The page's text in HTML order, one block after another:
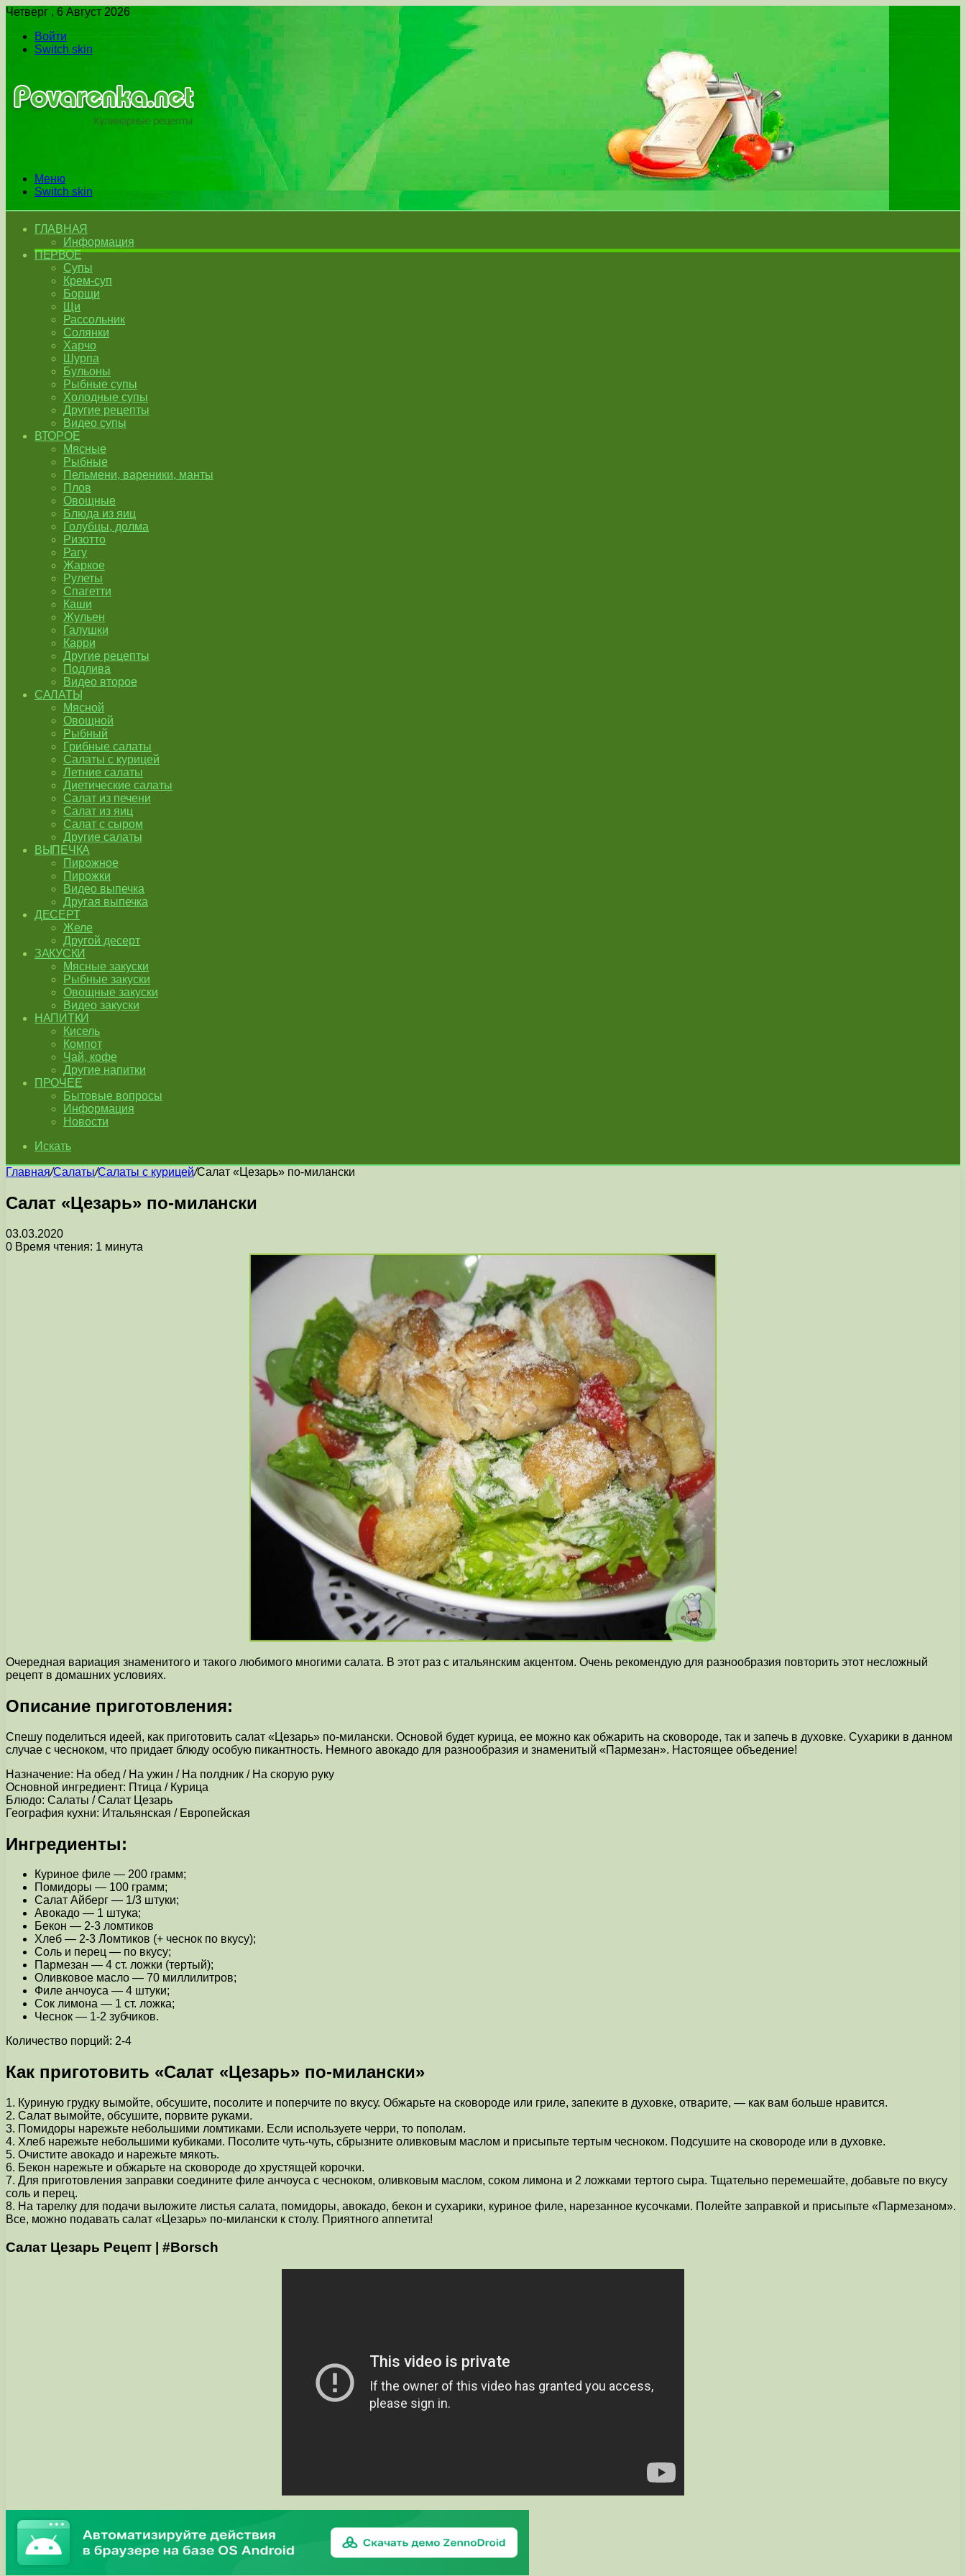
Четверг , 6 Август 2026
Войти
Switch skin
Меню
Switch skin
ГЛАВНАЯ
Информация
ПЕРВОЕ
Супы
Крем-суп
Борщи
Щи
Рассольник
Солянки
Харчо
Шурпа
Бульоны
Рыбные супы
Холодные супы
Другие рецепты
Видео супы
ВТОРОЕ
Мясные
Рыбные
Пельмени, вареники, манты
Плов
Овощные
Блюда из яиц
Голубцы, долма
Ризотто
Рагу
Жаркое
Рулеты
Спагетти
Каши
Жульен
Галушки
Карри
Другие рецепты
Подлива
Видео второе
САЛАТЫ
Мясной
Овощной
Рыбный
Грибные салаты
Салаты с курицей
Летние салаты
Диетические салаты
Салат из печени
Салат из яиц
Салат с сыром
Другие салаты
ВЫПЕЧКА
Пирожное
Пирожки
Видео выпечка
Другая выпечка
ДЕСЕРТ
Желе
Другой десерт
ЗАКУСКИ
Мясные закуски
Рыбные закуски
Овощные закуски
Видео закуски
НАПИТКИ
Кисель
Компот
Чай, кофе
Другие напитки
ПРОЧЕЕ
Бытовые вопросы
Информация
Новости
Искать
Главная/Салаты/Салаты с курицей/Салат «Цезарь» по-милански
Салат «Цезарь» по-милански
03.03.2020
0 Время чтения: 1 минута
Очередная вариация знаменитого и такого любимого многими салата. В этот раз с итальянским акцентом. Очень рекомендую для разнообразия повторить этот несложный
рецепт в домашних условиях.
Описание приготовления:
Спешу поделиться идеей, как приготовить салат «Цезарь» по-милански. Основой будет курица, ее можно как обжарить на сковороде, так и запечь в духовке. Сухарики в данном
случае с чесноком, что придает блюду особую пикантность. Немного авокадо для разнообразия и знаменитый «Пармезан». Настоящее объедение!
Назначение: На обед / На ужин / На полдник / На скорую руку
Основной ингредиент: Птица / Курица
Блюдо: Салаты / Салат Цезарь
География кухни: Итальянская / Европейская
Ингредиенты:
Куриное филе — 200 грамм;
Помидоры — 100 грамм;
Салат Айберг — 1/3 штуки;
Авокадо — 1 штука;
Бекон — 2-3 ломтиков
Хлеб — 2-3 Ломтиков (+ чеснок по вкусу);
Соль и перец — по вкусу;
Пармезан — 4 ст. ложки (тертый);
Оливковое масло — 70 миллилитров;
Филе анчоуса — 4 штуки;
Сок лимона — 1 ст. ложка;
Чеснок — 1-2 зубчиков.
Количество порций: 2-4
Как приготовить «Салат «Цезарь» по-милански»
1. Куриную грудку вымойте, обсушите, посолите и поперчите по вкусу. Обжарьте на сковороде или гриле, запеките в духовке, отварите, — как вам больше нравится.
2. Салат вымойте, обсушите, порвите руками.
3. Помидоры нарежьте небольшими ломтиками. Если используете черри, то пополам.
4. Хлеб нарежьте небольшими кубиками. Посолите чуть-чуть, сбрызните оливковым маслом и присыпьте тертым чесноком. Подсушите на сковороде или в духовке.
5. Очистите авокадо и нарежьте мякоть.
6. Бекон нарежьте и обжарьте на сковороде до хрустящей корочки.
7. Для приготовления заправки соедините филе анчоуса с чесноком, оливковым маслом, соком лимона и 2 ложками тертого сыра. Тщательно перемешайте, добавьте по вкусу
соль и перец.
8. На тарелку для подачи выложите листья салата, помидоры, авокадо, бекон и сухарики, куриное филе, нарезанное кусочками. Полейте заправкой и присыпьте «Пармезаном».
Все, можно подавать салат «Цезарь» по-милански к столу. Приятного аппетита!
Салат Цезарь Рецепт | #Borsch